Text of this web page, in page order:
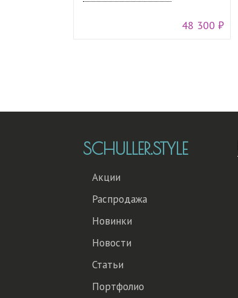
48 300 ₽
SCHULLER.STYLE
Акции
Распродажа
Новинки
Новости
Статьи
Портфолио